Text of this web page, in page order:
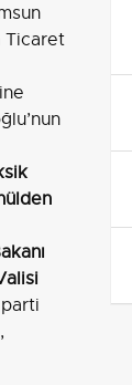
Ticaret